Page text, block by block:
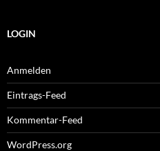
LOGIN
Anmelden
Eintrags-Feed
Kommentar-Feed
WordPress.org